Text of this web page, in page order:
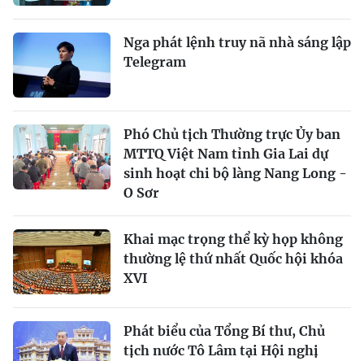
Nga phát lệnh truy nã nhà sáng lập
Telegram
Phó Chủ tịch Thường trực Ủy ban
MTTQ Việt Nam tỉnh Gia Lai dự
sinh hoạt chi bộ làng Nang Long -
O Sơr
Khai mạc trọng thể kỳ họp không
thường lệ thứ nhất Quốc hội khóa
XVI
Phát biểu của Tổng Bí thư, Chủ
tịch nước Tô Lâm tại Hội nghị